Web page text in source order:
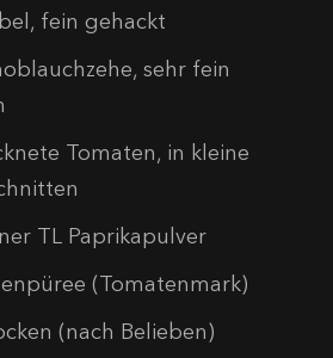
fein gehackt
sehr fein
Tomaten, in kleine
TL Paprikapulver
(Tomatenmark)
(nach Belieben)